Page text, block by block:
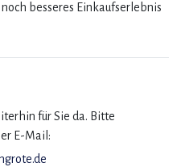
noch besseres Einkaufserlebnis
für Sie da. Bitte
E-Mail: